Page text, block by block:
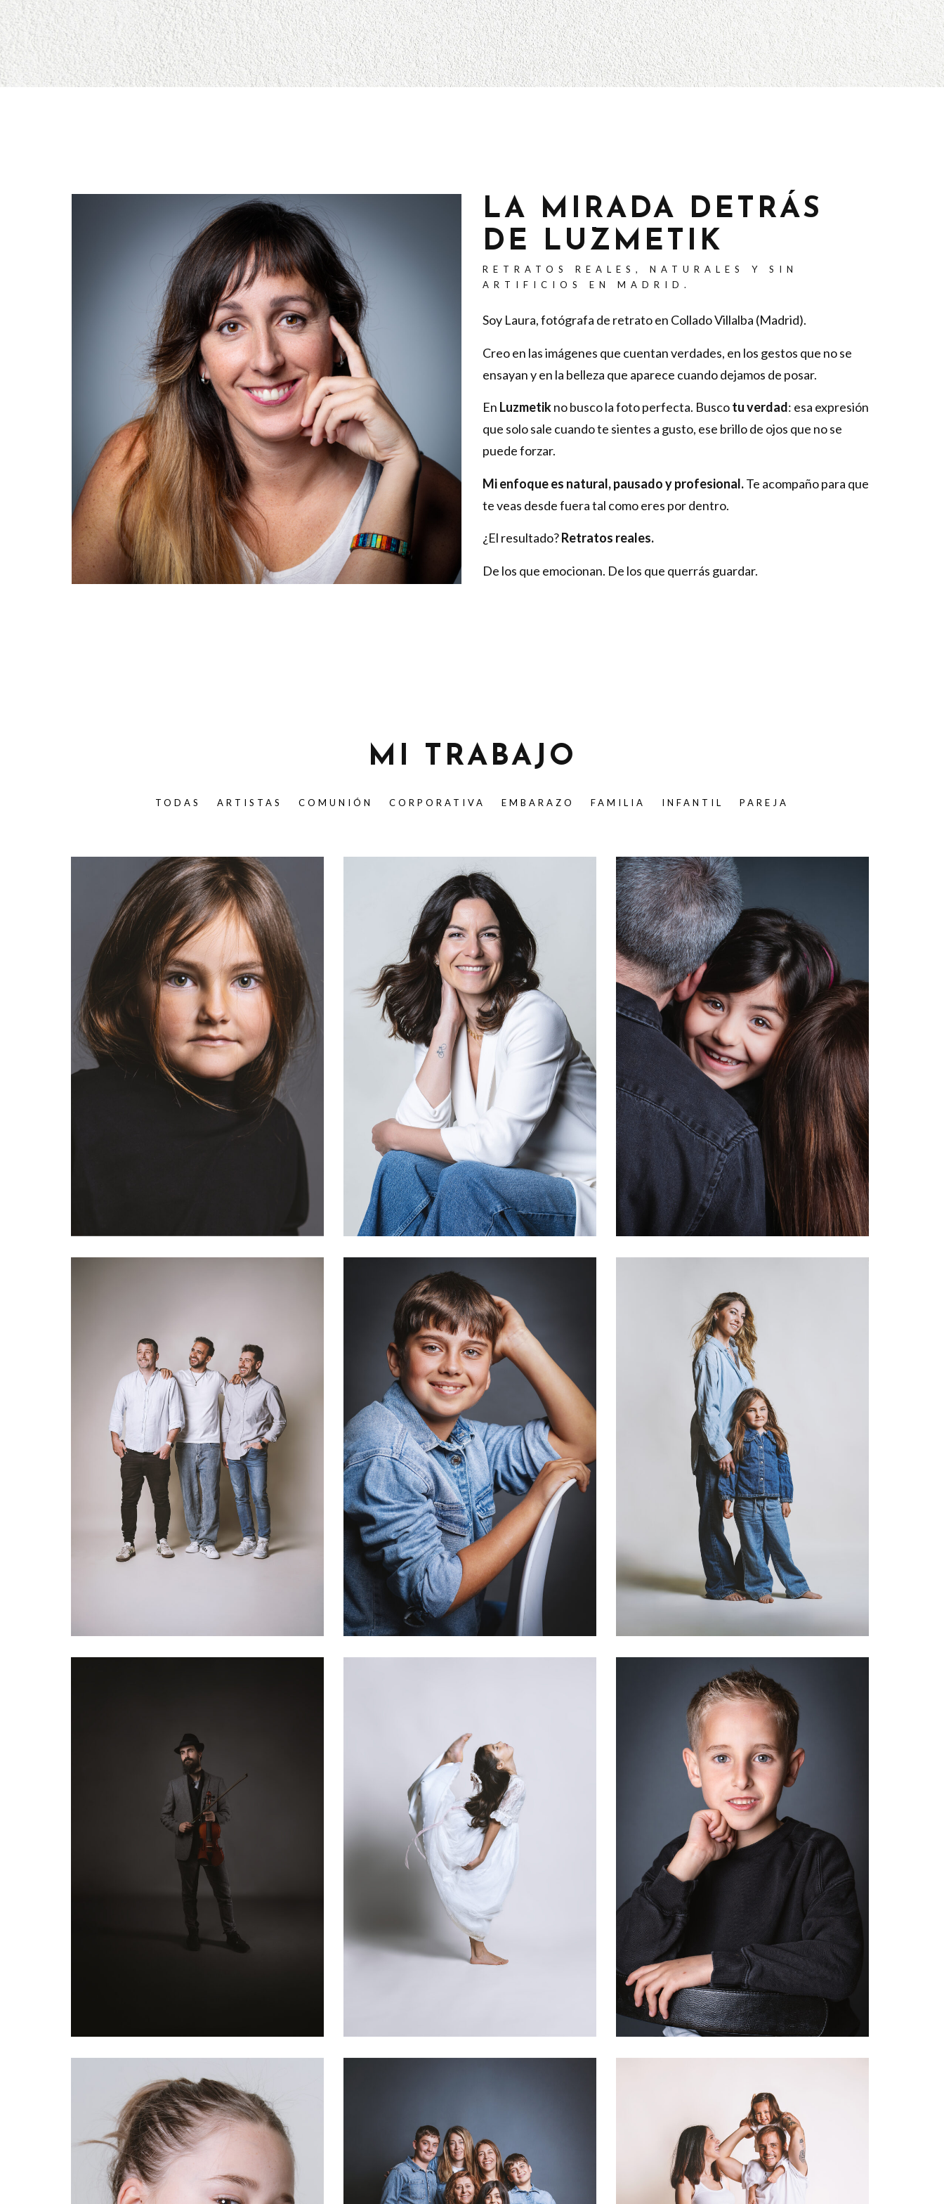
LA MIRADA DETRÁS
DE LUZMETIK
RETRATOS REALES, NATURALES Y SIN
ARTIFICIOS EN MADRID.
Soy Laura, fotógrafa de retrato en Collado Villalba (Madrid).
Creo en las imágenes que cuentan verdades, en los gestos que no se
ensayan y en la belleza que aparece cuando dejamos de posar.
En Luzmetikno busco la foto perfecta. Buscotu verdad: esa expresión
que solo sale cuando te sientes a gusto, ese brillo de ojos que no se
puede forzar.
Mi enfoque es natural, pausado y profesional.Te acompaño para que
te veas desde fuera tal como eres por dentro.
¿El resultado?Retratos reales.
De los que emocionan. De los que querrás guardar.
MI TRABAJO
TODAS ARTISTAS COMUNIÓN CORPORATIVA EMBARAZO FAMILIA INFANTIL PAREJA